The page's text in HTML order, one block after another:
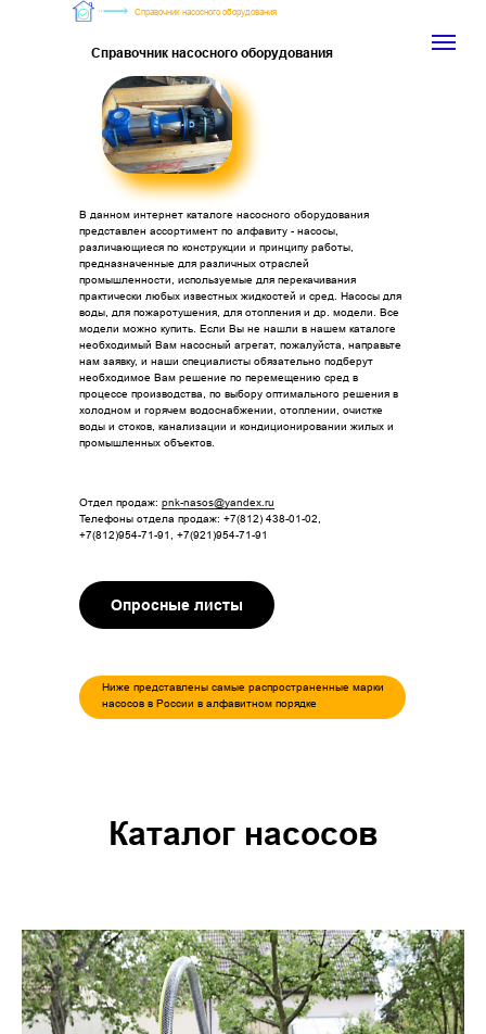
Справочник насосного оборудования
Справочник насосного оборудования
В данном интернет каталоге насосного оборудования
представлен ассортимент по алфавиту - насосы,
различающиеся по конструкции и принципу работы,
предназначенные для различных отраслей
промышленности, используемые для перекачивания
практически любых известных жидкостей и сред. Насосы для
воды, для пожаротушения, для отопления и др. модели. Все
модели можно купить. Если Вы не нашли в нашем каталоге
необходимый Вам насосный агрегат, пожалуйста, направьте
нам заявку, и наши специалисты обязательно подберут
необходимое Вам решение по перемещению сред в
процессе производства, по выбору оптимального решения в
холодном и горячем водоснабжении, отоплении, очистке
воды и стоков, канализации и кондиционировании жилых и
промышленных объектов.
Отдел продаж: pnk-nasos@yandex.ru
Телефоны отдела продаж: +7(812) 438-01-02,
+7(812)954-71-91, +7(921)954-71-91
Опросные листы
Ниже представлены самые распространенные марки
насосов в России в алфавитном порядке
Каталог насосов